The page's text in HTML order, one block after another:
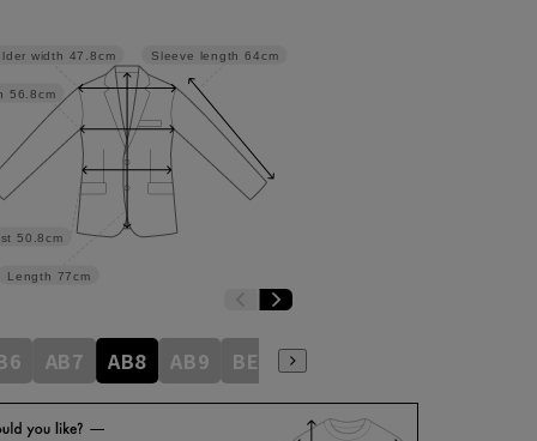
Sleeve length 64cm
Length 77cm
50.8cm
56.8cm
width 47.8cm
AB7 AB8 AB9 BE3 BE4